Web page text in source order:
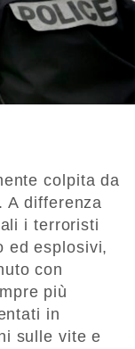
colpita da
A differenza
i terroristi
ed esplosivi,
con
più
in
sulle vite e